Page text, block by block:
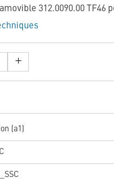
312.0090.00 TF46
(a1)